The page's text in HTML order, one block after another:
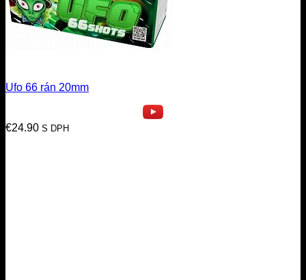
Ufo 66 rán 20mm
€24.90 S DPH